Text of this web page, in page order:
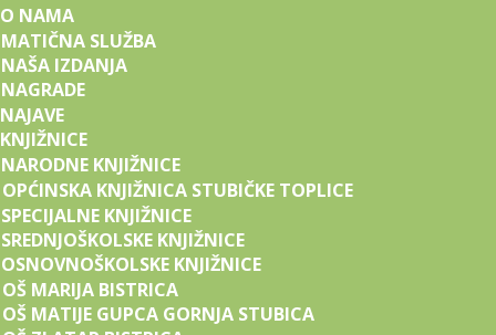
O NAMA
MATIČNA SLUŽBA
NAŠA IZDANJA
NAGRADE
NAJAVE
KNJIŽNICE
NARODNE KNJIŽNICE
OPĆINSKA KNJIŽNICA STUBIČKE TOPLICE
SPECIJALNE KNJIŽNICE
SREDNJOŠKOLSKE KNJIŽNICE
OSNOVNOŠKOLSKE KNJIŽNICE
OŠ MARIJA BISTRICA
OŠ MATIJE GUPCA GORNJA STUBICA